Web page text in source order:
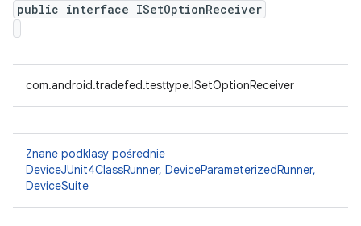
public interface ISetOptionReceiver
com.android.tradefed.testtype.ISetOptionReceiver
Znane podklasy pośrednie
DeviceJUnit4ClassRunner, DeviceParameterizedRunner,
DeviceSuite